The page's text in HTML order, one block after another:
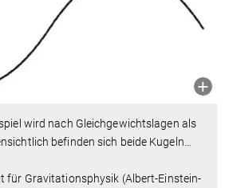
wird nach Gleichgewichtslagen als
befinden sich beide Kugeln
für Gravitationsphysik (Albert-Einstein-